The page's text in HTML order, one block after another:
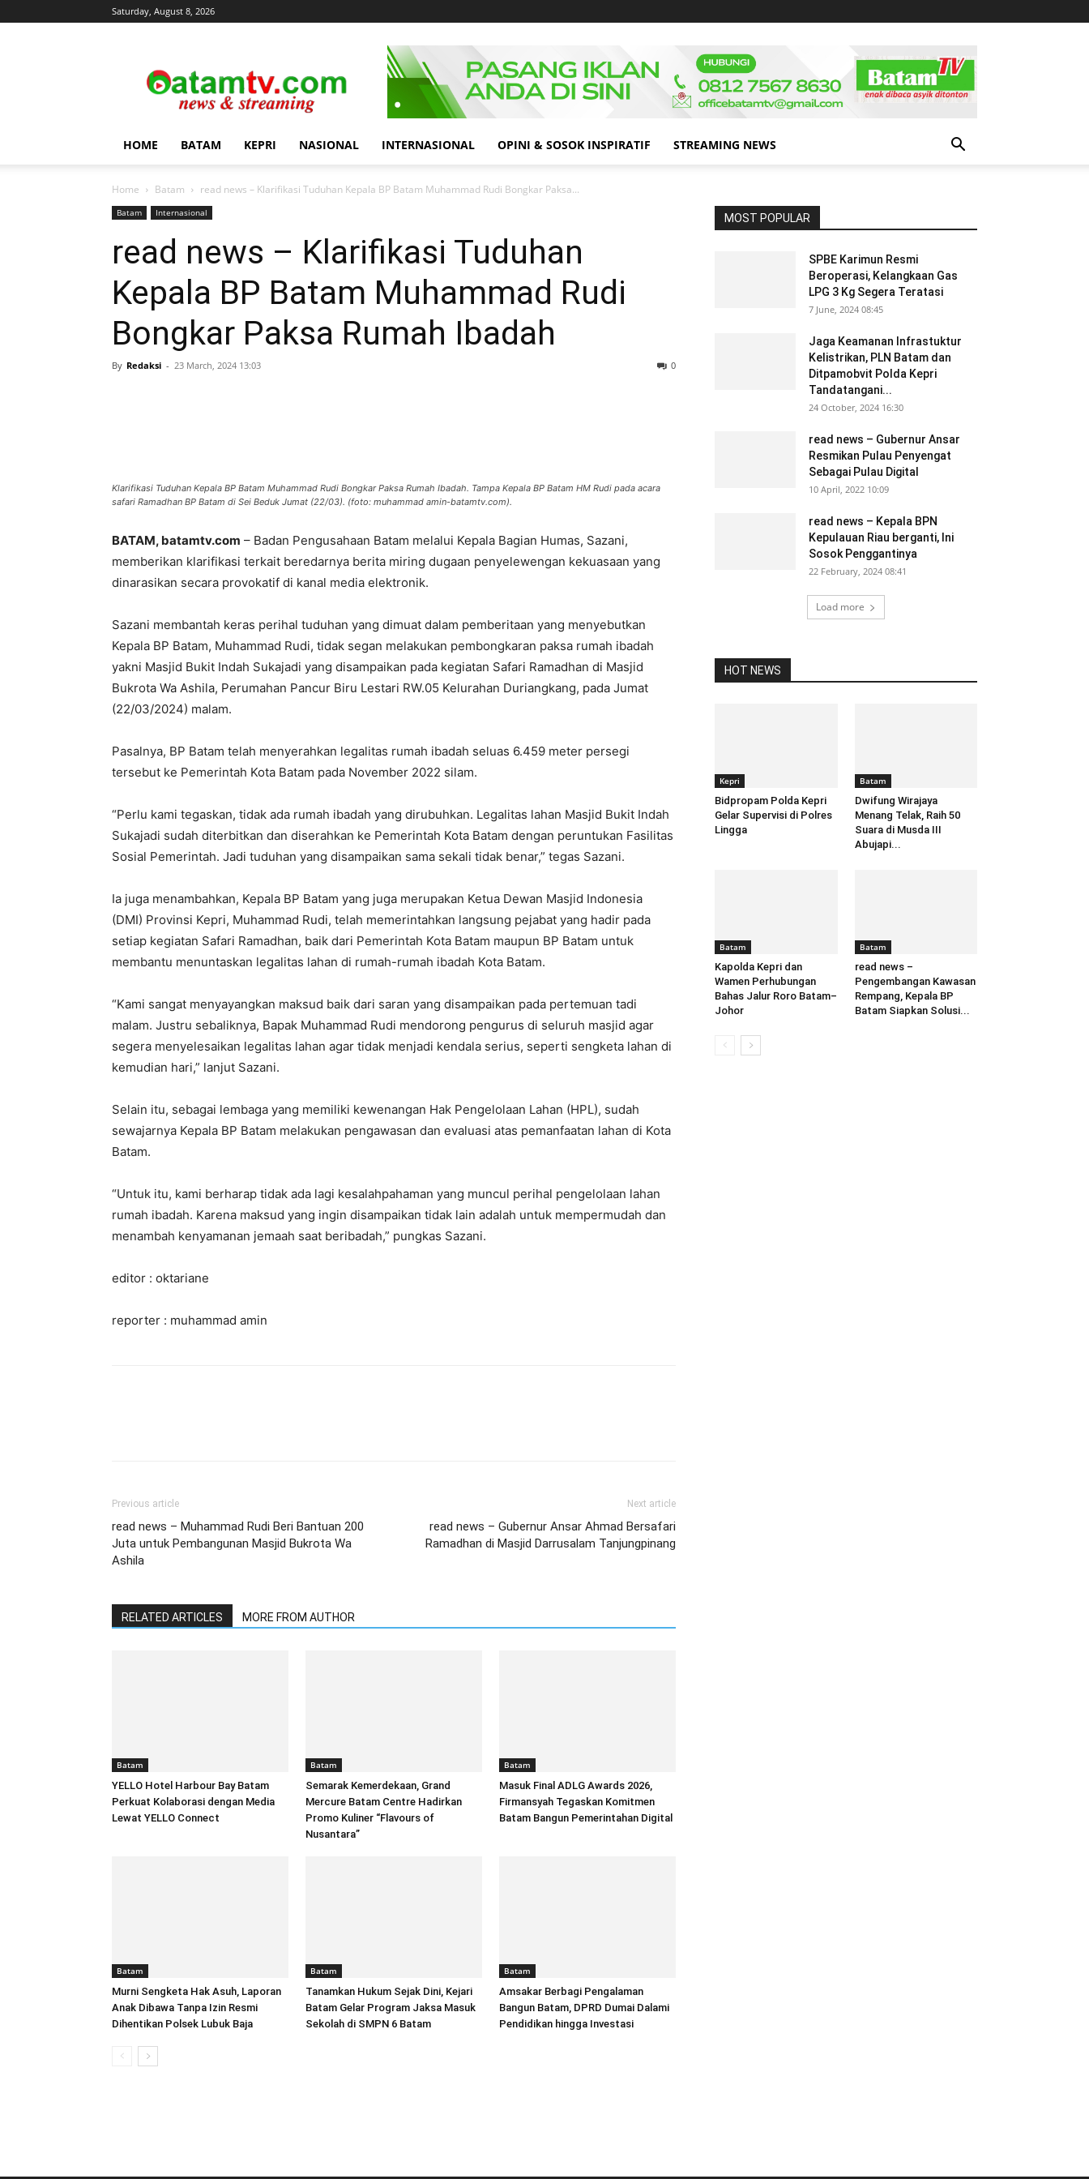
Saturday, August 8, 2026
&
streaming
HOME BATAM KEPRI NASIONAL INTERNASIONAL OPINI & SOSOK INSPIRATIF STREAMING NEWS
Home Batam read news – Klarifikasi Tuduhan Kepala BP Batam Muhammad Rudi Bongkar Paksa...
Batam Internasional
read news – Klarifikasi Tuduhan
Kepala BP Batam Muhammad Rudi
Bongkar Paksa Rumah Ibadah
By Redaksi - 23 March, 2024 13:03 0
Klarifikasi Tuduhan Kepala BP Batam Muhammad Rudi Bongkar Paksa Rumah Ibadah. Tampa Kepala BP Batam HM Rudi pada acara
safari Ramadhan BP Batam di Sei Beduk Jumat (22/03). (foto: muhammad amin-batamtv.com).
BATAM, batamtv.com – Badan Pengusahaan Batam melalui Kepala Bagian Humas, Sazani,
memberikan klarifikasi terkait beredarnya berita miring dugaan penyelewengan kekuasaan yang
dinarasikan secara provokatif di kanal media elektronik.
Sazani membantah keras perihal tuduhan yang dimuat dalam pemberitaan yang menyebutkan
Kepala BP Batam, Muhammad Rudi, tidak segan melakukan pembongkaran paksa rumah ibadah
yakni Masjid Bukit Indah Sukajadi yang disampaikan pada kegiatan Safari Ramadhan di Masjid
Bukrota Wa Ashila, Perumahan Pancur Biru Lestari RW.05 Kelurahan Duriangkang, pada Jumat
(22/03/2024) malam.
Pasalnya, BP Batam telah menyerahkan legalitas rumah ibadah seluas 6.459 meter persegi
tersebut ke Pemerintah Kota Batam pada November 2022 silam.
“Perlu kami tegaskan, tidak ada rumah ibadah yang dirubuhkan. Legalitas lahan Masjid Bukit Indah
Sukajadi sudah diterbitkan dan diserahkan ke Pemerintah Kota Batam dengan peruntukan Fasilitas
Sosial Pemerintah. Jadi tuduhan yang disampaikan sama sekali tidak benar,” tegas Sazani.
Ia juga menambahkan, Kepala BP Batam yang juga merupakan Ketua Dewan Masjid Indonesia
(DMI) Provinsi Kepri, Muhammad Rudi, telah memerintahkan langsung pejabat yang hadir pada
setiap kegiatan Safari Ramadhan, baik dari Pemerintah Kota Batam maupun BP Batam untuk
membantu menuntaskan legalitas lahan di rumah-rumah ibadah Kota Batam.
“Kami sangat menyayangkan maksud baik dari saran yang disampaikan pada pertemuan tadi
malam. Justru sebaliknya, Bapak Muhammad Rudi mendorong pengurus di seluruh masjid agar
segera menyelesaikan legalitas lahan agar tidak menjadi kendala serius, seperti sengketa lahan di
kemudian hari,” lanjut Sazani.
Selain itu, sebagai lembaga yang memiliki kewenangan Hak Pengelolaan Lahan (HPL), sudah
sewajarnya Kepala BP Batam melakukan pengawasan dan evaluasi atas pemanfaatan lahan di Kota
Batam.
“Untuk itu, kami berharap tidak ada lagi kesalahpahaman yang muncul perihal pengelolaan lahan
rumah ibadah. Karena maksud yang ingin disampaikan tidak lain adalah untuk mempermudah dan
menambah kenyamanan jemaah saat beribadah,” pungkas Sazani.
editor : oktariane
reporter : muhammad amin
Previous article
read news – Muhammad Rudi Beri Bantuan 200
Juta untuk Pembangunan Masjid Bukrota Wa
Ashila
Next article
read news – Gubernur Ansar Ahmad Bersafari
Ramadhan di Masjid Darrusalam Tanjungpinang
RELATED ARTICLES MORE FROM AUTHOR
Batam
YELLO Hotel Harbour Bay Batam
Perkuat Kolaborasi dengan Media
Lewat YELLO Connect
Batam
Semarak Kemerdekaan, Grand
Mercure Batam Centre Hadirkan
Promo Kuliner “Flavours of
Nusantara”
Batam
Masuk Final ADLG Awards 2026,
Firmansyah Tegaskan Komitmen
Batam Bangun Pemerintahan Digital
Batam
Murni Sengketa Hak Asuh, Laporan
Anak Dibawa Tanpa Izin Resmi
Dihentikan Polsek Lubuk Baja
Batam
Tanamkan Hukum Sejak Dini, Kejari
Batam Gelar Program Jaksa Masuk
Sekolah di SMPN 6 Batam
Batam
Amsakar Berbagi Pengalaman
Bangun Batam, DPRD Dumai Dalami
Pendidikan hingga Investasi
MOST POPULAR
SPBE Karimun Resmi
Beroperasi, Kelangkaan Gas
LPG 3 Kg Segera Teratasi
7 June, 2024 08:45
Jaga Keamanan Infrastuktur
Kelistrikan, PLN Batam dan
Ditpamobvit Polda Kepri
Tandatangani...
24 October, 2024 16:30
read news – Gubernur Ansar
Resmikan Pulau Penyengat
Sebagai Pulau Digital
10 April, 2022 10:09
read news – Kepala BPN
Kepulauan Riau berganti, Ini
Sosok Penggantinya
22 February, 2024 08:41
Load more
HOT NEWS
Kepri
Bidpropam Polda Kepri
Gelar Supervisi di Polres
Lingga
Batam
Dwifung Wirajaya
Menang Telak, Raih 50
Suara di Musda III
Abujapi...
Batam
Kapolda Kepri dan
Wamen Perhubungan
Bahas Jalur Roro Batam–
Johor
Batam
read news –
Pengembangan Kawasan
Rempang, Kepala BP
Batam Siapkan Solusi...